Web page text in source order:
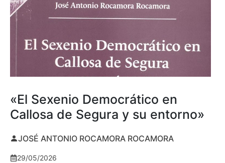
«El Sexenio Democrático en
Callosa de Segura y su entorno»
JOSÉ ANTONIO ROCAMORA ROCAMORA
29/05/2026